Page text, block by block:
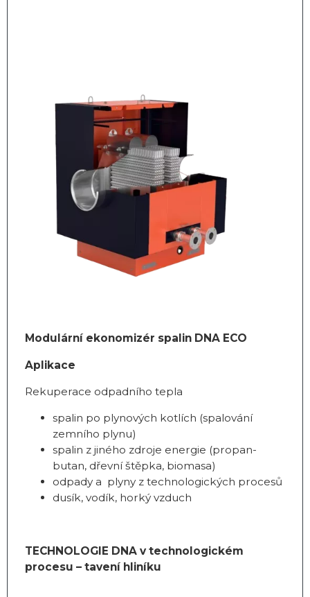
Modulární ekonomizér spalin DNA ECO
Aplikace
Rekuperace odpadního tepla
spalin po plynových kotlích (spalování
zemního plynu)
spalin z jiného zdroje energie (propan-
butan, dřevní štěpka, biomasa)
odpady a plyny z technologických procesů
dusík, vodík, horký vzduch
TECHNOLOGIE DNA v technologickém
procesu – tavení hliníku